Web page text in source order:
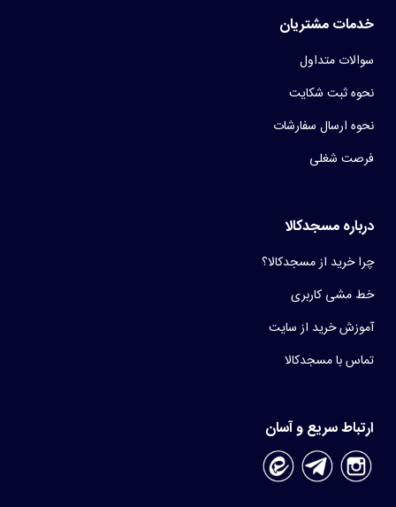
خدمات مشتریان
سوالات متداول
نحوه ثبت شکایت
نحوه ارسال سفارشات
فرصت شغلی
درباره مسجدکالا
چرا خرید از مسجدکالا؟
خط مشی کاربری
آموزش خرید از سایت
تماس با مسجدکالا
ارتباط سریع و آسان